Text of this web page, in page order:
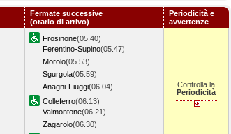
Fermate successive
(orario di arrivo)
Periodicità e
avvertenze
Frosinone(05.40)
Ferentino-Supino(05.47)
Morolo(05.53)
Sgurgola(05.59)
Anagni-Fiuggi(06.04)
Colleferro(06.13)
Valmontone(06.21)
Zagarolo(06.30)
Controlla la
Periodicità